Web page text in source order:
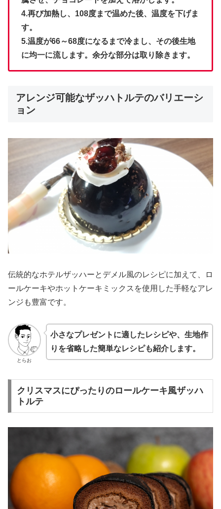
4.再び加熱し、108度まで温めた後、温度を下げま
す。
5.温度が66～68度になるまで冷まし、その後生地
に均一に流します。余分な部分は取り除きます。
アレンジ可能なザッハトルテのバリエーシ
ョン
伝統的なホテルザッハーとデメル風のレシピに加えて、ロ
ールケーキやホットケーキミックスを使用した手軽なアレ
ンジも豊富です。
とらお
小さなプレゼントに適したレシピや、生地作
りを省略した簡単なレシピも紹介します。
クリスマスにぴったりのロールケーキ風ザッハ
トルテ